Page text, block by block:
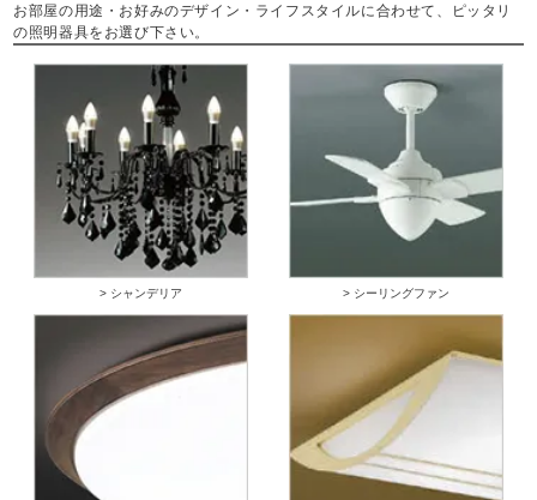
お部屋の用途・お好みのデザイン・ライフスタイルに合わせて、ピッタリ
の照明器具をお選び下さい。
> シャンデリア > シーリングファン